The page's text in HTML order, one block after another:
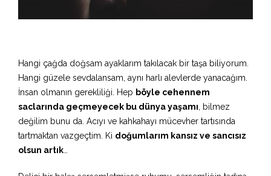
Hangi çağda doğsam ayaklarım takılacak bir taşa biliyorum.
Hangi güzele sevdalansam, aynı harlı alevlerde yanacağım.
İnsan olmanın gerekliliği. Hep böyle cehennem
saclarında geçmeyecek bu dünya yaşamı , bilmez
değilim bunu da. Acıyı ve kahkahayı mücevher tartısında
tartmaktan vazgeçtim. Ki doğumlarım kansız ve sancısız
olsun artık